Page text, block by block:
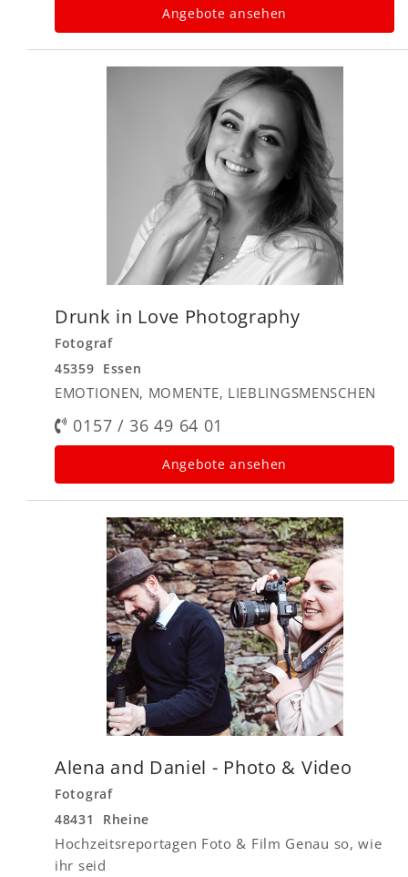
Angebote ansehen
Drunk in Love Photography
Fotograf
45359 Essen
EMOTIONEN, MOMENTE, LIEBLINGSMENSCHEN
0157 / 36 49 64 01
Angebote ansehen
Alena and Daniel - Photo & Video
Fotograf
48431 Rheine
Hochzeitsreportagen Foto & Film Genau so, wie
ihr seid